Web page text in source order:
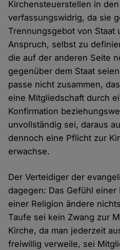
Kirchensteuerstellen in
verfassungswidrig, da sie
Trennungsgebot von Staat
Anspruch, selbst zu
die auf der anderen Seite
gegenüber dem Staat
passe nicht zusammen,
eine Mitgliedschaft durch
Konfirmation
unvollständig sei, daraus
dennoch eine Pflicht zur
erwachse.
Der Verteidiger der
dagegen: Das Gefühl
einer Religion ändere
Taufe sei kein Zwang zur
Kirche, da man jederzeit
freiwillig verweile, sei